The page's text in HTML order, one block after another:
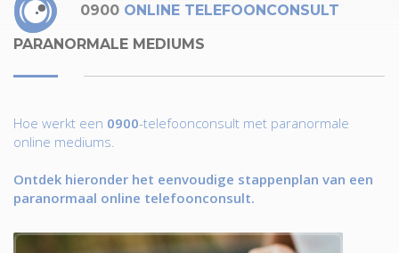
0900 ONLINE TELEFOONCONSULT
PARANORMALE MEDIUMS
Hoe werkt een 0900-telefoonconsult met paranormale
online mediums.
Ontdek hieronder het eenvoudige stappenplan van een
paranormaal online telefoonconsult.